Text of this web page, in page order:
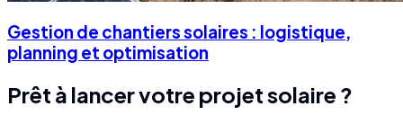
Gestion de chantiers solaires : logistique,
planning et optimisation
Prêt à lancer votre projet solaire ?